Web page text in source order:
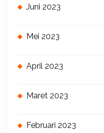
Juni 2023
Mei 2023
April 2023
Maret 2023
Februari 2023